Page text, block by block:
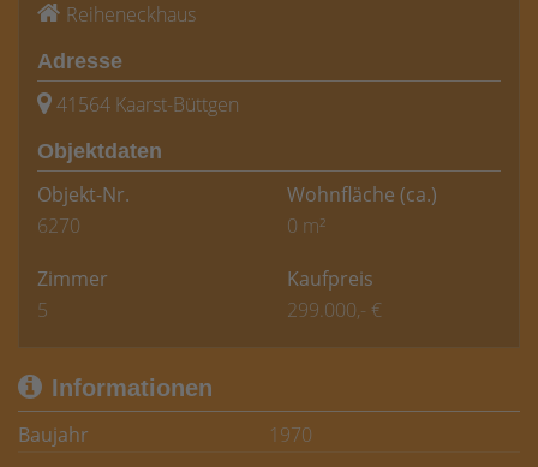
Reiheneckhaus
Adresse
41564 Kaarst-Büttgen
Objektdaten
Objekt-Nr.
6270
Wohnfläche (ca.)
0 m²
Zimmer
5
Kaufpreis
299.000,- €
Informationen
Baujahr
1970